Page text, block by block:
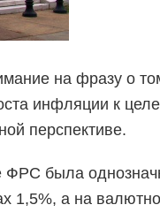
на фразу о
инфляции к
перспективе.
ФРС была
1,5%, а на